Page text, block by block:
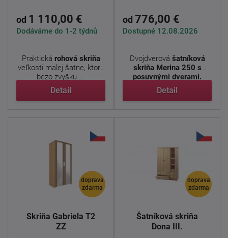
od 1 110,00 €
Dodáváme do 1-2 týdnů
Praktická rohová skriňa
veľkosti malej šatne, ktorá
bezo zvyšku ...
Detail
od 776,00 €
Dostupné 12.08.2026
Dvojdverová šatníková
skriňa Merina 250 s
posuvnými dverami.
Použitým ...
Detail
doprava
zdarma
Skriňa Gabriela T2
ZZ
doprava
zdarma
Šatníková skriňa
Dona III.